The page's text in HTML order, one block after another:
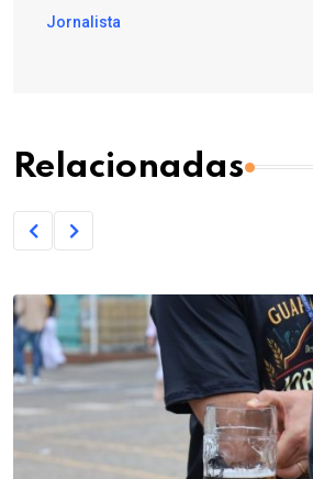
Jornalista
Relacionadas